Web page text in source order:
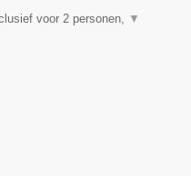
voor 2 personen, ▼